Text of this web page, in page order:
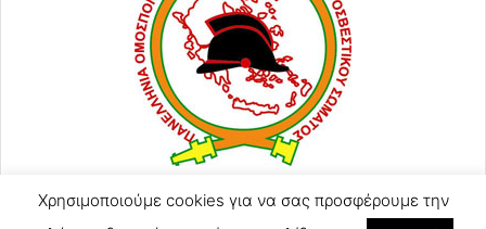
ΑΓΙΟΥ ΚΩΝΣΤΑΝΤΙΝΟΥ 57
Χρησιμοποιούμε cookies για να σας προσφέρουμε την